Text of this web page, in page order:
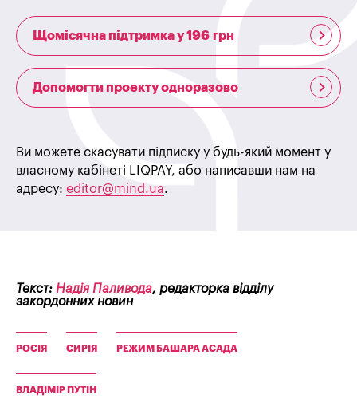
Щомісячна підтримка у 196 грн
Допомогти проекту одноразово
Ви можете скасувати підписку у будь-який момент у
власному кабінеті LIQPAY, або написавши нам на
адресу: editor@mind.ua.
Текст: Надія Паливода, редакторка відділу
закордонних новин
РОСІЯ СИРІЯ РЕЖИМ БАШАРА АСАДА
ВЛАДІМІР ПУТІН